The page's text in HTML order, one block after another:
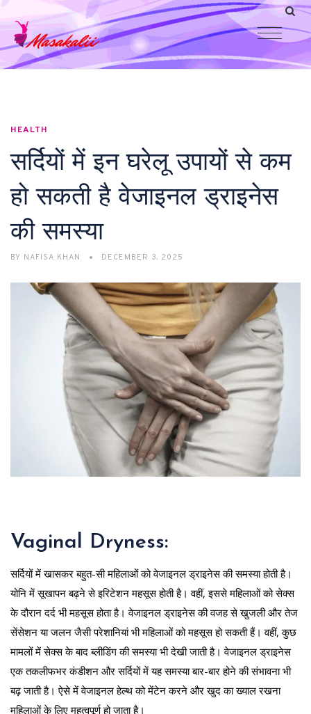
HEALTH
सर्दियों में इन घरेलू उपायों से कम
हो सकती है वेजाइनल ड्राइनेस
की समस्या
BY NAFISA KHAN DECEMBER 3, 2025
Vaginal Dryness:
सर्दियों में खासकर बहुत-सी महिलाओं को वेजाइनल ड्राइनेस की समस्या होती है।
योनि में सूखापन बढ़ने से इरिटेशन महसूस होती है। वहीं, इससे महिलाओं को सेक्स
के दौरान दर्द भी महसूस होता है। वेजाइनल ड्राइनेस की वजह से खुजली और तेज
सेंसेशन या जलन जैसी परेशानियां भी महिलाओं को महसूस हो सकती हैं। वहीं, कुछ
मामलों में सेक्स के बाद ब्लीडिंग की समस्या भी देखी जाती है। वेजाइनल ड्राइनेस
एक तकलीफभर कंडीशन और सर्दियों में यह समस्या बार-बार होने की संभावना भी
बढ़ जाती है। ऐसे में वेजाइनल हेल्थ को मेंटेन करने और खुद का ख्याल रखना
महिलाओं के लिए महत्वपूर्ण हो जाता है।